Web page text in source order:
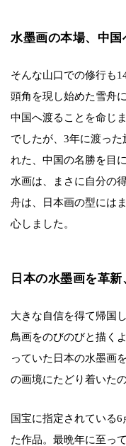
水墨画の本場、中国
そんな山口での修行も
頭角を現し始めた雪舟
中国へ渡ることを命じ
でしたが、3年に渡っ
れた、中国の名勝を目
水画は、まさに自分の
舟は、日本画の型には
心しました。
日本の水墨画を革
大きな自信を得て帰国
鳥画をのびのびと描く
っていた日本の水墨画
の画境にたどり着いたの
国宝に指定されている
た作品。最晩年に至っ